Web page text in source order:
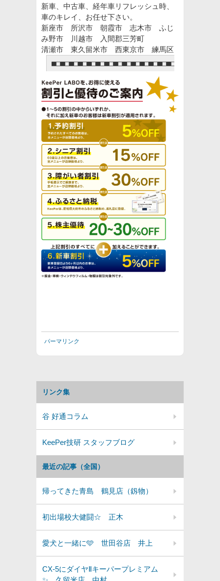
新車、中古車、経年車リフレッシュ時、
車のキレイ、お任せ下さい。
新座市 所沢市 朝霞市 志木市 ふじ
み野市 川越市 入間郡三芳町
清瀬市 東久留米市 西東京市 練馬区
■□■□■□■□■□■□■□■□■□■□■□■□■□■□■□■□■□
パーマリンク
最近の記事（全国）
帰ってきた青島 鶴見店（釼物）
初出場校大健闘☆ 正木
愛犬と一緒に🩵 世田谷店 井上
CX-5にダイヤⅡキーパープレミアム
リンク集
谷 好通コラム
KeePer技研 スタッフブログ